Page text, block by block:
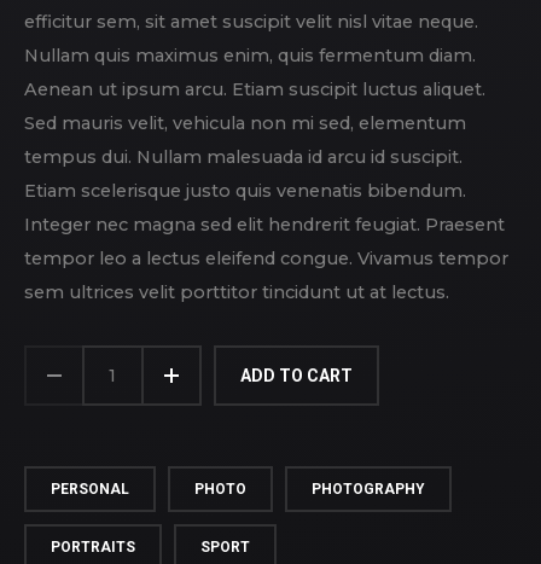
efficitur sem, sit amet suscipit velit nisl vitae neque.
Nullam quis maximus enim, quis fermentum diam.
Aenean ut ipsum arcu. Etiam suscipit luctus aliquet.
Sed mauris velit, vehicula non mi sed, elementum
tempus dui. Nullam malesuada id arcu id suscipit.
Etiam scelerisque justo quis venenatis bibendum.
Integer nec magna sed elit hendrerit feugiat. Praesent
tempor leo a lectus eleifend congue. Vivamus tempor
sem ultrices velit porttitor tincidunt ut at lectus.
LET'S
PLAY
ADD TO CART
PERSONAL PHOTO PHOTOGRAPHY
PORTRAITS SPORT